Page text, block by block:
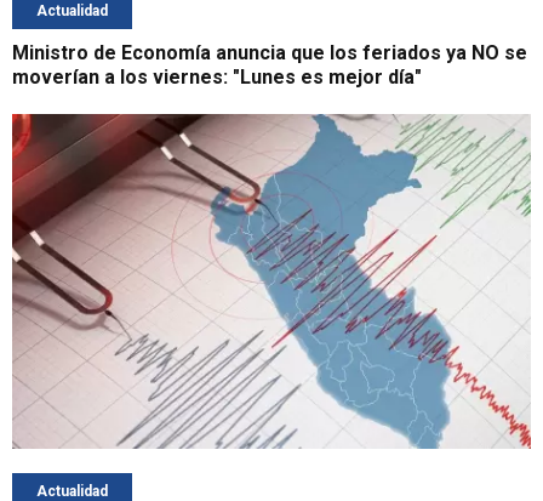
Actualidad
Ministro de Economía anuncia que los feriados ya NO se
moverían a los viernes: "Lunes es mejor día"
Actualidad